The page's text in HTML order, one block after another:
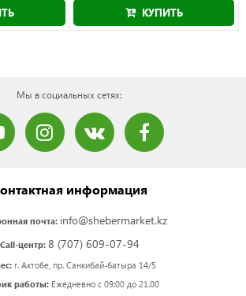
КУПИТЬ
Мы в социальных сетях:
информация
почта: info@shebermarket.kz
Call-центр: 8 (707) 609-07-94
г. Актобе, пр. Санкибай-батыра 14/5
работы: Ежедневно с 09:00 до 21.00